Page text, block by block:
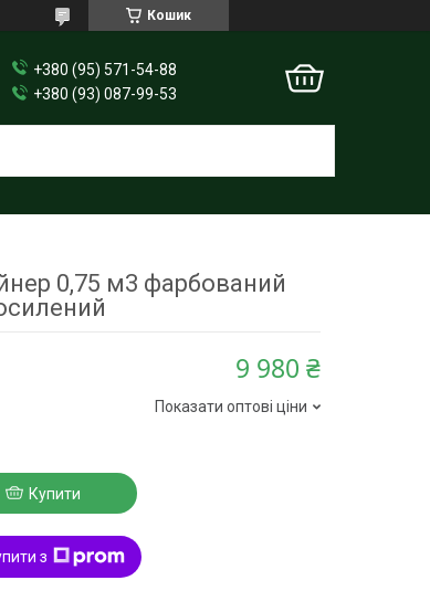
Кошик
+380 (95) 571-54-88
+380 (93) 087-99-53
0,75 м3 фарбований
9 980 ₴
Показати оптові ціни
Купити
з